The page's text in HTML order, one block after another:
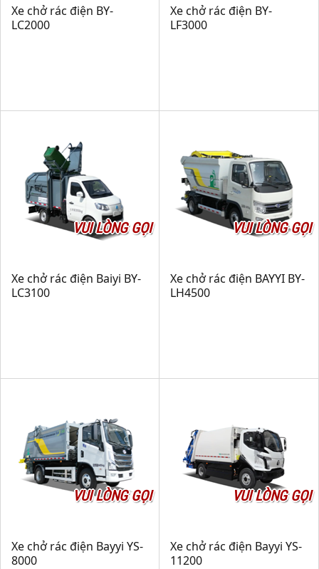
Xe chở rác điện BY-
LC2000
Xe chở rác điện BY-
LF3000
VUI LÒNG GỌI
Xe chở rác điện Baiyi BY-
LC3100
VUI LÒNG GỌI
Xe chở rác điện BAYYI BY-
LH4500
VUI LÒNG GỌI
Xe chở rác điện Bayyi YS-
8000
VUI LÒNG GỌI
Xe chở rác điện Bayyi YS-
11200